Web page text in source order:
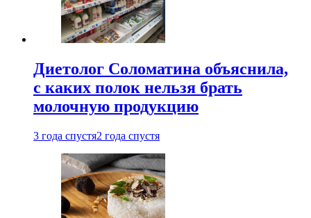
Диетолог Соломатина объяснила,
с каких полок нельзя брать
молочную продукцию
3 года спустя2 года спустя